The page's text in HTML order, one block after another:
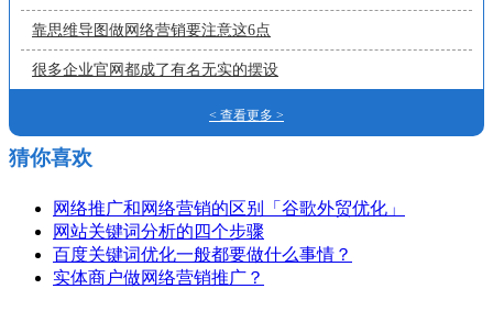
靠思维导图做网络营销要注意这6点
很多企业官网都成了有名无实的摆设
< 查看更多 >
猜你喜欢
网络推广和网络营销的区别「谷歌外贸优化」
网站关键词分析的四个步骤
百度关键词优化一般都要做什么事情？
实体商户做网络营销推广？